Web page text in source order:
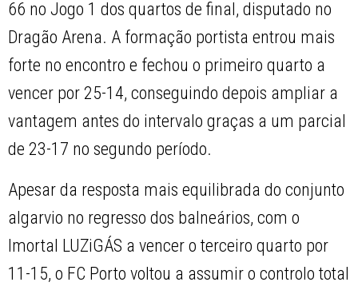
66 no Jogo 1 dos quartos de final, disputado no
Dragão Arena. A formação portista entrou mais
forte no encontro e fechou o primeiro quarto a
vencer por 25-14, conseguindo depois ampliar a
vantagem antes do intervalo graças a um parcial
de 23-17 no segundo período.
Apesar da resposta mais equilibrada do conjunto
algarvio no regresso dos balneários, com o
Imortal LUZiGÁS a vencer o terceiro quarto por
11-15, o FC Porto voltou a assumir o controlo total